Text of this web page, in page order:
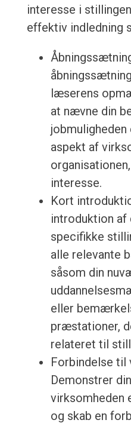
interesse i
effektiv indledning
læserens
at nævne din
aspekt af
interesse.
Kort
introduktion af
specifikke
alle relevante
såsom din
eller
præstationer,
relateret til
Forbindelse til
Demonstrer
virksomheden
og skab en